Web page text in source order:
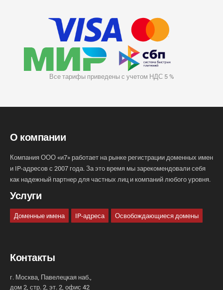
Все тарифы приведены с учетом НДС 5 %
О компании
Компания ООО «и7» работает на рынке регистрации доменных имен
и IP-адресов с 2007 года. За это время мы зарекомендовали себя
как надежный партнер для частных лиц и компаний любого уровня.
Услуги
Доменные имена IP-адреса Освобождающиеся домены
Контакты
г. Москва, Павелецкая наб.,
дом 2, стр. 2, эт. 2, офис 42